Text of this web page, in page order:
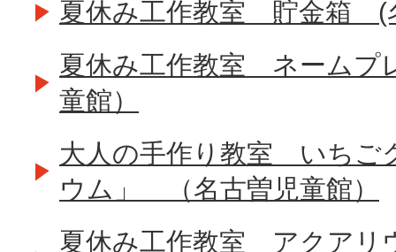
夏休み工作教室 貯金箱 (
夏休み工作教室 ネームプ
童館）
大人の手作り教室 いちご
ウム」 （名古曽児童館）
夏休み工作教室 アクアリ